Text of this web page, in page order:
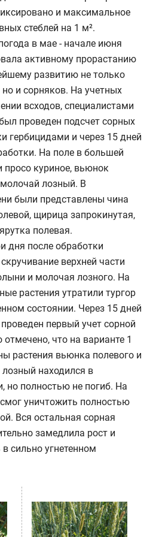
и максимальное
стеблей на 1 м².
в мае - начале июня
активному прорастанию
развитию не только
но и сорняков. На учетных
всходов, специалистами
проведен подсчет сорных
гербицидами и через 15 дней
На поле в большей
просо куриное, вьюнок
лозный. В
были представлены чина
щирица запрокинутая,
полевая.
дня после обработки
верхней части
и молочая лозного. На
растения утратили тургор
состоянии. Через 15 дней
первый учет сорной
что на варианте 1
растения вьюнка полевого и
находился в
но полностью не погиб. На
уничтожить полностью
Вся остальная сорная
замедлила рост и
сильно угнетенном